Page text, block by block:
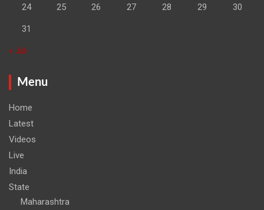
24 25 26 27 28 29 30
31
« Jul
Menu
Home
Latest
Videos
Live
India
State
Maharashtra